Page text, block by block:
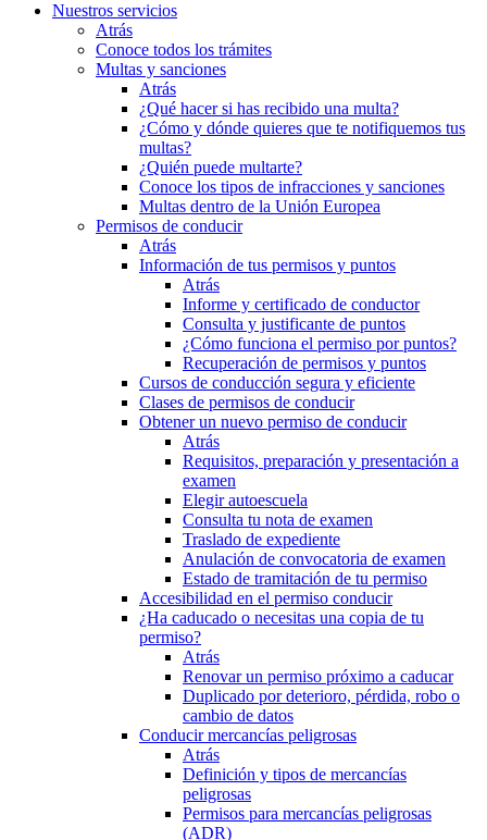
Nuestros servicios
Atrás
Conoce todos los trámites
Multas y sanciones
Atrás
¿Qué hacer si has recibido una multa?
¿Cómo y dónde quieres que te notifiquemos tus
multas?
¿Quién puede multarte?
Conoce los tipos de infracciones y sanciones
Multas dentro de la Unión Europea
Permisos de conducir
Atrás
Información de tus permisos y puntos
Atrás
Informe y certificado de conductor
Consulta y justificante de puntos
¿Cómo funciona el permiso por puntos?
Recuperación de permisos y puntos
Cursos de conducción segura y eficiente
Clases de permisos de conducir
Obtener un nuevo permiso de conducir
Atrás
Requisitos, preparación y presentación a
examen
Elegir autoescuela
Consulta tu nota de examen
Traslado de expediente
Anulación de convocatoria de examen
Estado de tramitación de tu permiso
Accesibilidad en el permiso conducir
¿Ha caducado o necesitas una copia de tu
permiso?
Atrás
Renovar un permiso próximo a caducar
Duplicado por deterioro, pérdida, robo o
cambio de datos
Conducir mercancías peligrosas
Atrás
Definición y tipos de mercancías
peligrosas
Permisos para mercancías peligrosas
(ADR)